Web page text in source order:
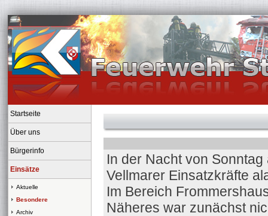
Startseite
Über uns
Bürgerinfo
Einsätze
Aktuelle
Besondere
Archiv
In der Nacht von
Vellmarer Einsatzkräfte
Im Bereich
Näheres war zunächst